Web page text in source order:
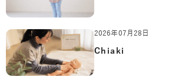
2026年07月28日
Chiaki